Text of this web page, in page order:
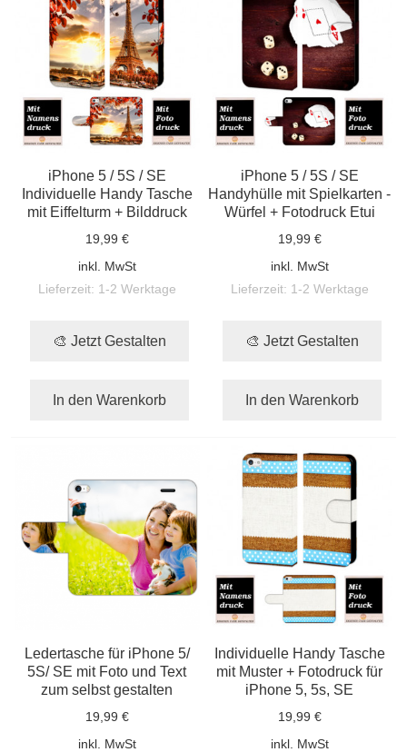
iPhone 5 / 5S / SE
Individuelle Handy Tasche
mit Eiffelturm + Bilddruck
19,99 €
inkl. MwSt
Lieferzeit: 1-2 Werktage
🎨 Jetzt Gestalten
In den Warenkorb
iPhone 5 / 5S / SE
Handyhülle mit Spielkarten -
Würfel + Fotodruck Etui
19,99 €
inkl. MwSt
Lieferzeit: 1-2 Werktage
🎨 Jetzt Gestalten
In den Warenkorb
Ledertasche für iPhone 5/
5S/ SE mit Foto und Text
zum selbst gestalten
19,99 €
inkl. MwSt
Individuelle Handy Tasche
mit Muster + Fotodruck für
iPhone 5, 5s, SE
19,99 €
inkl. MwSt